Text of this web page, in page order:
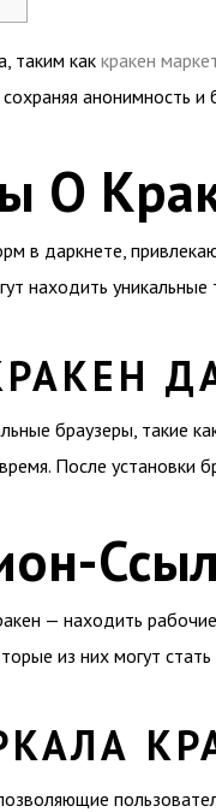
таким как кракен
анонимность и
О
в даркнете,
находить
браузеры, такие
После установки
— находить
из них могут